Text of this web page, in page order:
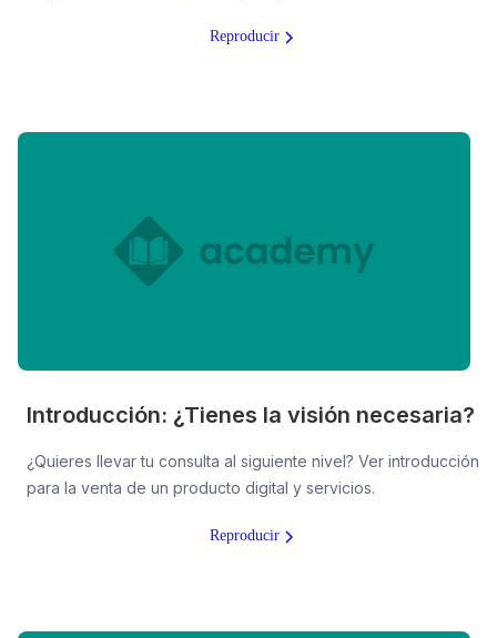
Reproducir
Introducción: ¿Tienes la visión necesaria?
¿Quieres llevar tu consulta al siguiente nivel? Ver introducción
para la venta de un producto digital y servicios.
Reproducir